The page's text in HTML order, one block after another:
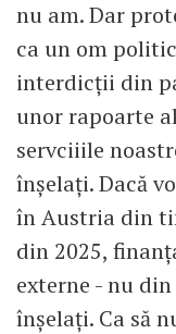
nu am. Dar
ca un om
interdicții din
unor rapoarte
servciiile
înșelați. Dacă
în Austria din
din 2025,
externe - nu
înșelați. Ca să